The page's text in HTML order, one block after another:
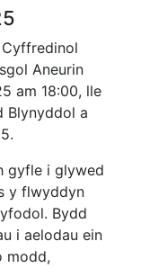
Aneurin
am 18:00, lle
Blynyddol a
gyfle i glywed
y flwyddyn
Bydd
i aelodau ein
modd,